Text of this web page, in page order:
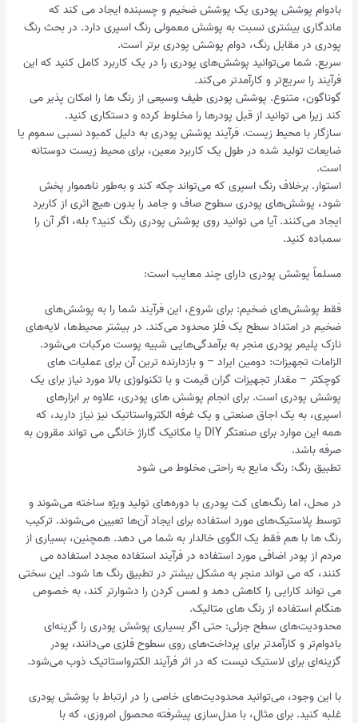
بادوام پوشش پودری یک پوشش ضخیم و چسبنده ایجاد می کند که
ماندگاری بیشتری نسبت به پوشش معمولی رنگ اسپری دارد. در بحث رنگ
پودری در مقابل رنگ، دوام پوشش پودری برتر است.
سریع. شما می‌توانید پوشش‌های پودری را در یک کاربرد کامل کنید که این
فرآیند را سریع‌تر و کارآمدتر می‌کند.
گوناگون، متنوع. پوشش پودری طیف وسیعی از رنگ ها را امکان پذیر می
کند زیرا می توانید از قبل پودرها را مخلوط کرده و دستکاری کنید.
سازگار با محیط زیست. فرآیند پوشش پودری به دلیل کمبود نسبی سموم یا
ضایعات تولید شده در طول یک کاربرد معین، برای محیط زیست دوستانه
است.
استوار. برخلاف رنگ اسپری که می‌تواند چکه کند و به‌طور ناهموار پخش
شود، پوشش‌های پودری سطوح صاف و جامد را بدون هیچ اثری از کاربرد
ایجاد می‌کنند. آیا می توانید روی پوشش پودری رنگ کنید؟ بله، اگر آن را
سمباده کنید.
مسلماً پوشش پودری دارای چند معایب است:
فقط پوشش‌های ضخیم: برای شروع، این فرآیند شما را به پوشش‌های
ضخیم در امتداد سطح یک فلز محدود می‌کند. در بیشتر محیط‌ها، لایه‌های
نازک پلیمر پودری منجر به برآمدگی‌هایی شبیه پوست مرکبات می‌شود.
الزامات تجهیزات: دومین ایراد – و بازدارنده ترین آن برای عملیات های
کوچکتر – مقدار تجهیزات گران قیمت و با تکنولوژی بالا مورد نیاز برای یک
پوشش پودری است. برای انجام پوشش های پودری، علاوه بر ابزارهای
اسپری، به یک اجاق صنعتی و یک غرفه الکترواستاتیک نیز نیاز دارید، که
همه این موارد برای صنعتگر DIY یا مکانیک گاراژ خانگی می تواند مقرون به
صرفه باشد.
تطبیق رنگ: رنگ مایع به راحتی مخلوط می شود
در محل، اما رنگ‌های کت پودری با دوره‌های تولید ویژه ساخته می‌شوند و
توسط پلاستیک‌های مورد استفاده برای ایجاد آن‌ها تعیین می‌شوند. ترکیب
رنگ ها با هم فقط یک الگوی خالدار به شما می دهد. همچنین، بسیاری از
مردم از پودر اضافی مورد استفاده در فرآیند استفاده مجدد استفاده می
کنند، که می تواند منجر به مشکل بیشتر در تطبیق رنگ ها شود. این سختی
می تواند کارایی را کاهش دهد و لمس کردن را دشوارتر کند، به خصوص
هنگام استفاده از رنگ های متالیک.
محدودیت‌های سطح جزئی: حتی اگر بسیاری پوشش پودری را گزینه‌ای
بادوام‌تر و کارآمدتر برای پرداخت‌های روی سطوح فلزی می‌دانند، پودر
گزینه‌ای برای لاستیک نیست که در اثر فرآیند الکترواستاتیک ذوب می‌شود.
با این وجود، می‌توانید محدودیت‌های خاصی را در ارتباط با پوشش پودری
غلبه کنید. برای مثال، با مدل‌سازی پیشرفته محصول امروزی، که با